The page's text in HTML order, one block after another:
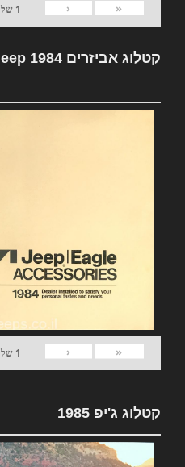
«
‹
1 של
קטלוג אביזרים Jeep 1984
«
‹
1 של
קטלוג ג'יפ 1985